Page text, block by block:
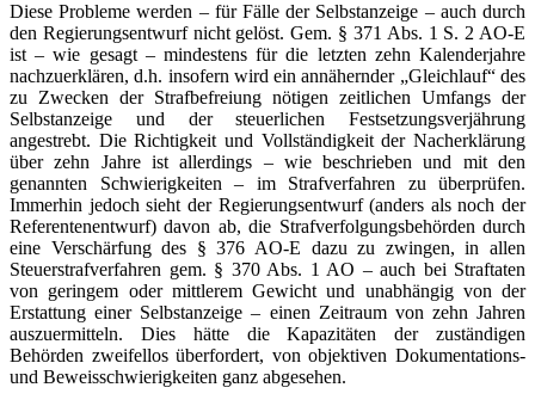
Diese Probleme werden – für Fälle der Selbstanzeige – auch durch
den Regierungsentwurf nicht gelöst. Gem. § 371 Abs. 1 S. 2 AO-E
ist – wie gesagt – mindestens für die letzten zehn Kalenderjahre
nachzuerklären, d.h. insofern wird ein annähernder „Gleichlauf“ des
zu Zwecken der Strafbefreiung nötigen zeitlichen Umfangs der
Selbstanzeige und der steuerlichen Festsetzungsverjährung
angestrebt. Die Richtigkeit und Vollständigkeit der Nacherklärung
über zehn Jahre ist allerdings – wie beschrieben und mit den
genannten Schwierigkeiten – im Strafverfahren zu überprüfen.
Immerhin jedoch sieht der Regierungsentwurf (anders als noch der
Referentenentwurf) davon ab, die Strafverfolgungsbehörden durch
eine Verschärfung des § 376 AO-E dazu zu zwingen, in allen
Steuerstrafverfahren gem. § 370 Abs. 1 AO – auch bei Straftaten
von geringem oder mittlerem Gewicht und unabhängig von der
Erstattung einer Selbstanzeige – einen Zeitraum von zehn Jahren
auszuermitteln. Dies hätte die Kapazitäten der zuständigen
Behörden zweifellos überfordert, von objektiven Dokumentations-
und Beweisschwierigkeiten ganz abgesehen.